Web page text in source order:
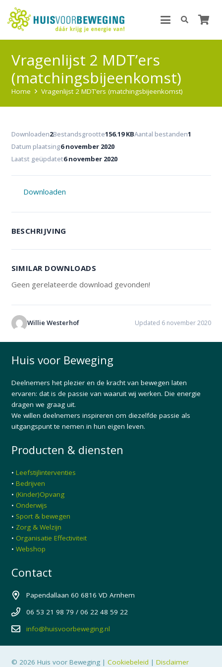
Vragenlijst 2 MDT’ers
(matchingsbijeenkomst)
Home Vragenlijst 2 MDT’ers (matchingsbijeenkomst)
Downloaden2Bestandsgrootte156.19 KBAantal bestanden1
Datum plaatsing6 november 2020
Laatst geüpdatet6 november 2020
Downloaden
BESCHRIJVING
SIMILAR DOWNLOADS
Geen gerelateerde download gevonden!
Willie Westerhof Updated 6 november 2020
Huis voor Beweging
Deelnemers het plezier en de kracht van bewegen laten
ervaren: dat is de passie van waaruit wij werken. Die energie
dragen we graag uit.
We willen deelnemers inspireren om diezelfde passie als
uitgangspunt te nemen in hun eigen leven.
Producten & diensten
• Leefstijlinterventies
• Bedrijven
• (Kinder)Opvang
• Onderwijs
• Sport & bewegen
• Zorg & Welzijn
• Organisatie Effectiviteit
• Webshop
Contact
Papendallaan 60 6816 VD Arnhem
06 53 21 98 79 / 06 22 48 59 22
info@huisvoorbeweging.nl
© 2026 Huis voor Beweging | Cookiebeleid | Disclaimer